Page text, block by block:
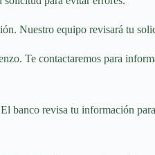
Nuestro equipo revisará tu
Te contactaremos para
banco revisa tu información para